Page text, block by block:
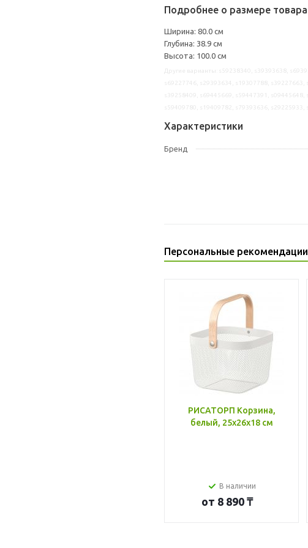
Подробнее о размере товара
Ширина: 80.0 см
Глубина: 38.9 см
Высота: 100.0 см
Характеристики
Бренд
Персональные рекомендации
РИСАТОРП Корзина,
белый, 25x26x18 см
В наличии
от 8 890 ₸